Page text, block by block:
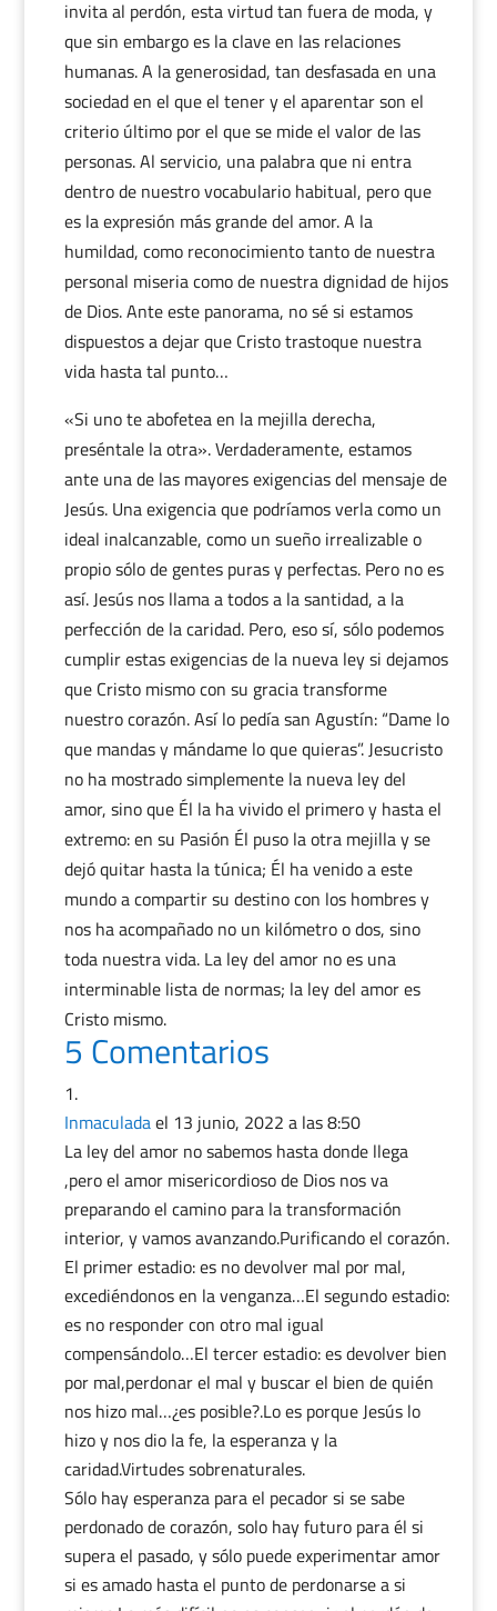
invita al perdón, esta virtud tan fuera de moda, y
que sin embargo es la clave en las relaciones
humanas. A la generosidad, tan desfasada en una
sociedad en el que el tener y el aparentar son el
criterio último por el que se mide el valor de las
personas. Al servicio, una palabra que ni entra
dentro de nuestro vocabulario habitual, pero que
es la expresión más grande del amor. A la
humildad, como reconocimiento tanto de nuestra
personal miseria como de nuestra dignidad de hijos
de Dios. Ante este panorama, no sé si estamos
dispuestos a dejar que Cristo trastoque nuestra
vida hasta tal punto…
«Si uno te abofetea en la mejilla derecha,
preséntale la otra». Verdaderamente, estamos
ante una de las mayores exigencias del mensaje de
Jesús. Una exigencia que podríamos verla como un
ideal inalcanzable, como un sueño irrealizable o
propio sólo de gentes puras y perfectas. Pero no es
así. Jesús nos llama a todos a la santidad, a la
perfección de la caridad. Pero, eso sí, sólo podemos
cumplir estas exigencias de la nueva ley si dejamos
que Cristo mismo con su gracia transforme
nuestro corazón. Así lo pedía san Agustín: “Dame lo
que mandas y mándame lo que quieras”. Jesucristo
no ha mostrado simplemente la nueva ley del
amor, sino que Él la ha vivido el primero y hasta el
extremo: en su Pasión Él puso la otra mejilla y se
dejó quitar hasta la túnica; Él ha venido a este
mundo a compartir su destino con los hombres y
nos ha acompañado no un kilómetro o dos, sino
toda nuestra vida. La ley del amor no es una
interminable lista de normas; la ley del amor es
Cristo mismo.
5 Comentarios
Inmaculadael 13 junio, 2022 a las 8:50
La ley del amor no sabemos hasta donde llega
,pero el amor misericordioso de Dios nos va
preparando el camino para la transformación
interior, y vamos avanzando.Purificando el corazón.
El primer estadio: es no devolver mal por mal,
excediéndonos en la venganza…El segundo estadio:
es no responder con otro mal igual
compensándolo…El tercer estadio: es devolver bien
por mal,perdonar el mal y buscar el bien de quién
nos hizo mal…¿es posible?.Lo es porque Jesús lo
hizo y nos dio la fe, la esperanza y la
caridad.Virtudes sobrenaturales.
Sólo hay esperanza para el pecador si se sabe
perdonado de corazón, solo hay futuro para él si
supera el pasado, y sólo puede experimentar amor
si es amado hasta el punto de perdonarse a si